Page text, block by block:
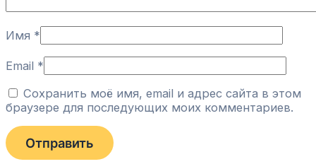
Имя *
Email *
Сохранить моё имя, email и адрес сайта в этом
браузере для последующих моих комментариев.